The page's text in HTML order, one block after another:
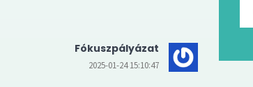
Fókuszpályázat
2025-01-24 15:10:47